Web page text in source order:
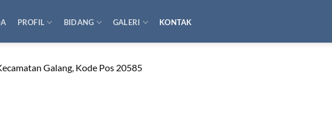
PROFIL BIDANG GALERI KONTAK
Galang, Kode Pos 20585